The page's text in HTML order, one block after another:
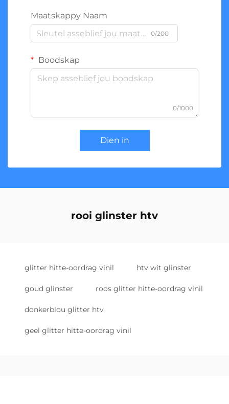
Maatskappy Naam
0/200
Boodskap
0/1000
Dien in
rooi glinster htv
glitter hitte-oordrag vinil htv wit glinster
goud glinster roos glitter hitte-oordrag vinil
donkerblou glitter htv
geel glitter hitte-oordrag vinil